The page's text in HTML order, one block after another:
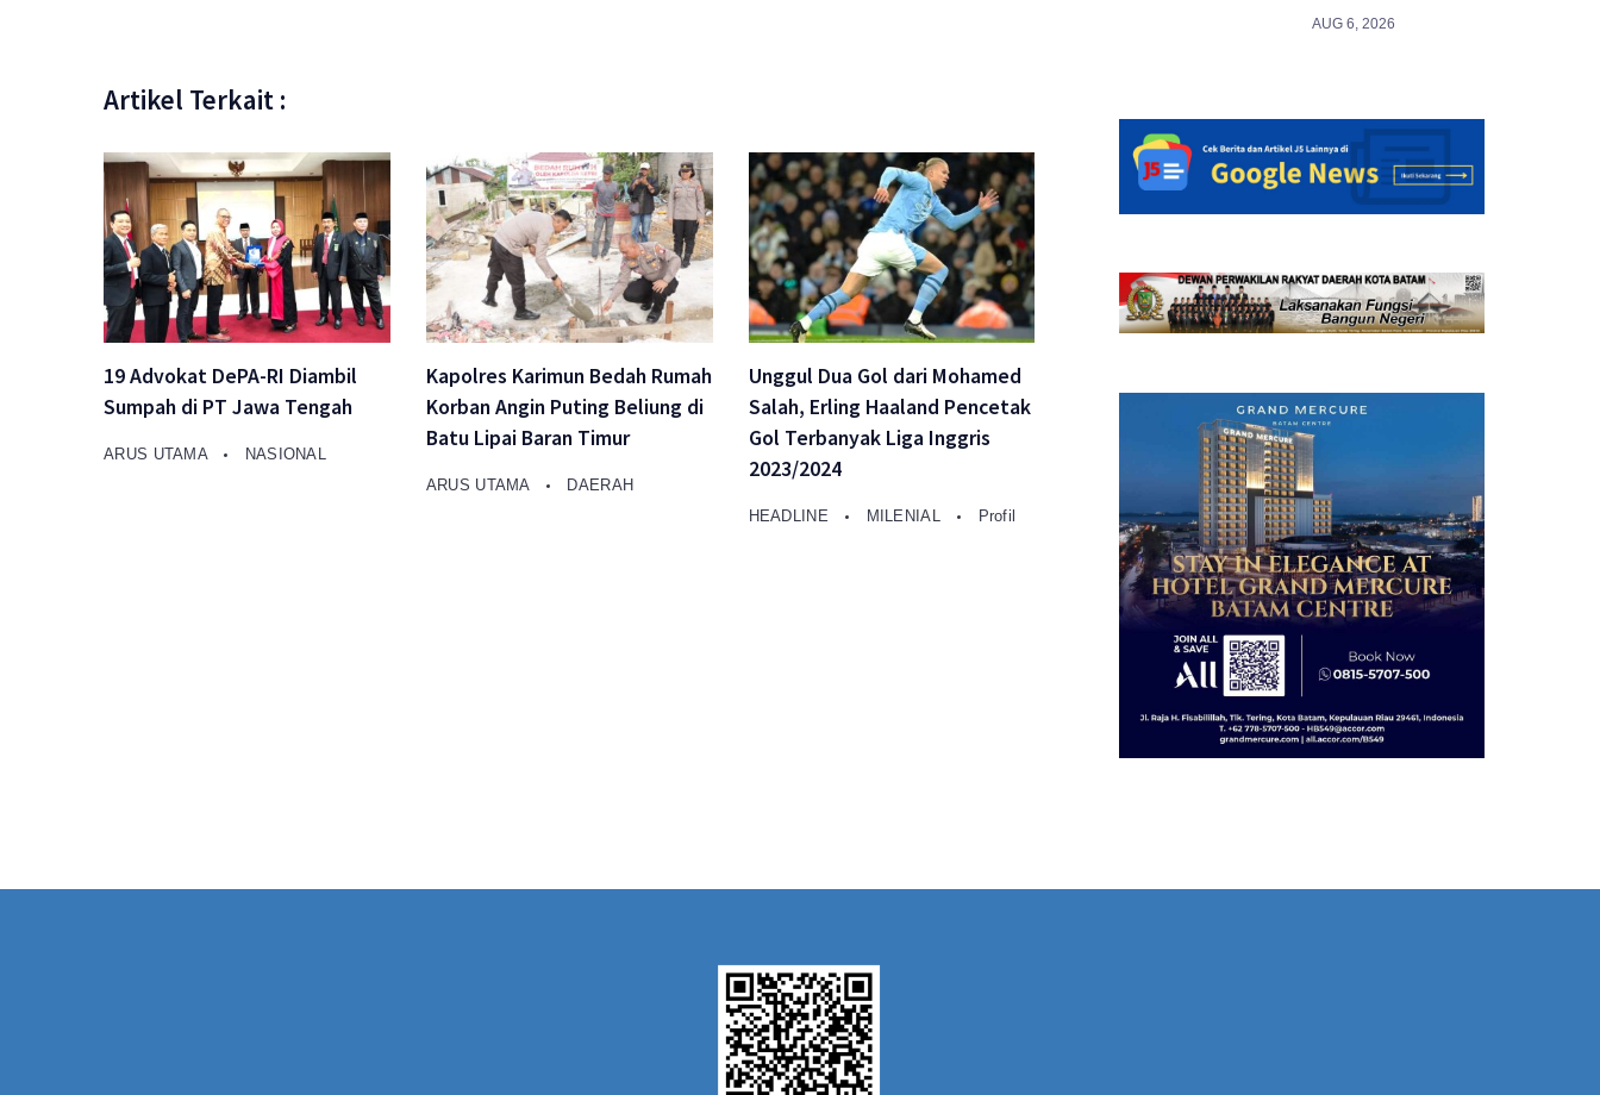
Artikel Terkait :
19 Advokat DePA-RI Diambil
Sumpah di PT Jawa Tengah
ARUS UTAMA NASIONAL
Kapolres Karimun Bedah Rumah
Korban Angin Puting Beliung di
Batu Lipai Baran Timur
ARUS UTAMA DAERAH
Unggul Dua Gol dari Mohamed
Salah, Erling Haaland Pencetak
Gol Terbanyak Liga Inggris
2023/2024
HEADLINE MILENIAL Profil
AUG 6, 2026